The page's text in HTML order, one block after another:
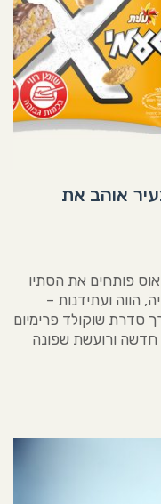
אוהב את
פותחים את הסתיו
הווה ועתידנות –
סדרת שוקולד פרימיום
חדשה ורועשת שפונה